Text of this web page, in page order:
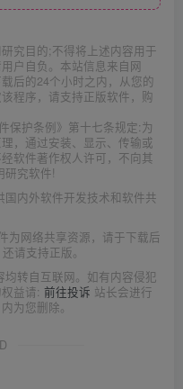
究目的;不得将上述内容用于
户自负。本站信息来自网
后的24个小时之内，从您的
程序，请支持正版软件，购
保护条例》第十七条规定:为
，通过安装、显示、传输或
软件著作权人许可，不向其
研究软件!
内外软件开发技术和软件共
为网络共享资源，请于下载后
请支持正版。
转自互联网。如有内容侵犯
益请: 前往投诉 站长会进行
为您删除。